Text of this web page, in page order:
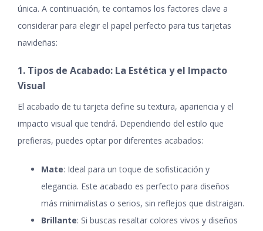
única. A continuación, te contamos los factores clave a
considerar para elegir el papel perfecto para tus tarjetas
navideñas:
1. Tipos de Acabado: La Estética y el Impacto
Visual
El acabado de tu tarjeta define su textura, apariencia y el
impacto visual que tendrá. Dependiendo del estilo que
prefieras, puedes optar por diferentes acabados:
Mate: Ideal para un toque de sofisticación y
elegancia. Este acabado es perfecto para diseños
más minimalistas o serios, sin reflejos que distraigan.
Brillante: Si buscas resaltar colores vivos y diseños